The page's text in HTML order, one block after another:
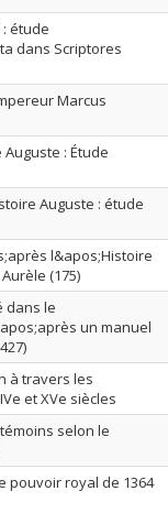
étude
dans Scriptores
Marcus
: Étude
Auguste : étude
l&apos;Histoire
(175)
dans le
un manuel
à travers les
et XVe siècles
selon le
pouvoir royal de 1364